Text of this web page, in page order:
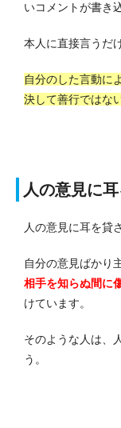
いコメントが書き
本人に直接言うだ
自分のした言動に
決して善行ではな
人の意見に
人の意見に耳を貸
自分の意見ばかり
相手を知らぬ間に
けています。
そのような人は、
う。